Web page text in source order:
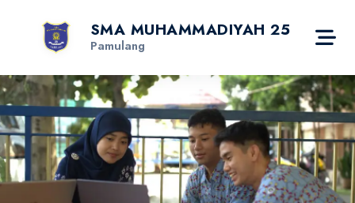
SMA MUHAMMADIYAH 25
Pamulang